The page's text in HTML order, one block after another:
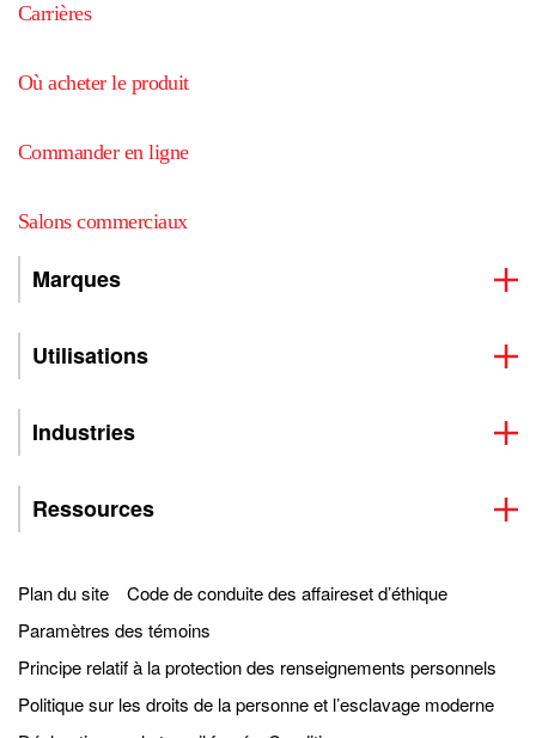
Carrières
Où acheter le produit
Commander en ligne
Salons commerciaux
Marques
Utilisations
Industries
Ressources
Plan du site
Code de conduite des affaireset d’éthique
Paramètres des témoins
Principe relatif à la protection des renseignements personnels
Politique sur les droits de la personne et l’esclavage moderne